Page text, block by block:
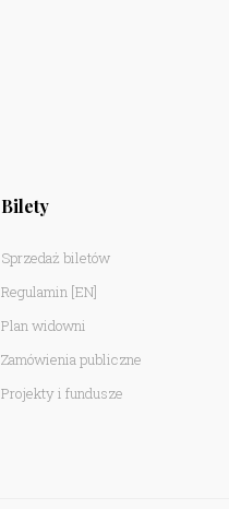
Bilety
Sprzedaż biletów
Regulamin [EN]
Plan widowni
Zamówienia publiczne
Projekty i fundusze